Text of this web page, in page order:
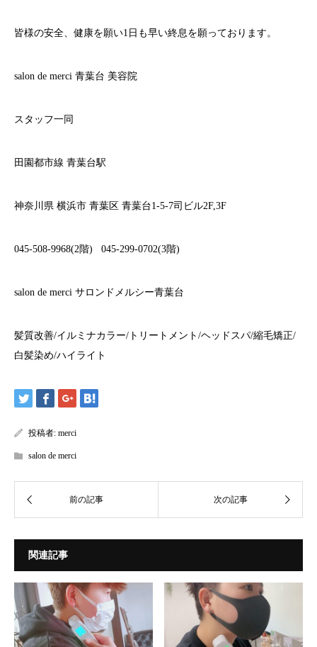
皆様の安全、健康を願い1 日も早い終息を願っております。
salon de merci 青葉台 美容院
スタッフ一同
田園都市線 青葉台駅
神奈川県 横浜市 青葉区 青葉台1-5-7司ビル2F,3F
045-508-9968(2 階) 045-299-0702(3階)
salon de merci サロンドメルシー青葉台
髪質改善/イルミナカラー/ トリートメント /ヘッドスパ/縮毛矯正/
白髪染め/ハイライト
投稿者: merci
salon de merci
関連記事